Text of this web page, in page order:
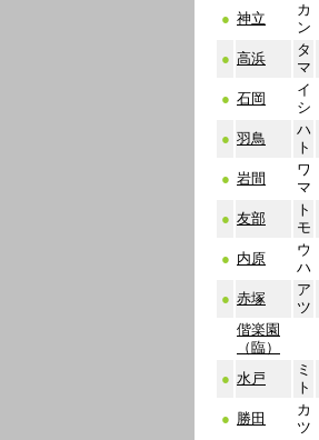
● 神立
カ
ン
● 高浜
タ
マ
● 石岡
イ
シ
● 羽鳥
ハ
ト
● 岩間
ワ
マ
● 友部
ト
モ
● 内原
ウ
ハ
● 赤塚
ア
ツ
偕楽園
（臨）
● 水戸
ミ
ト
● 勝田
カ
ツ